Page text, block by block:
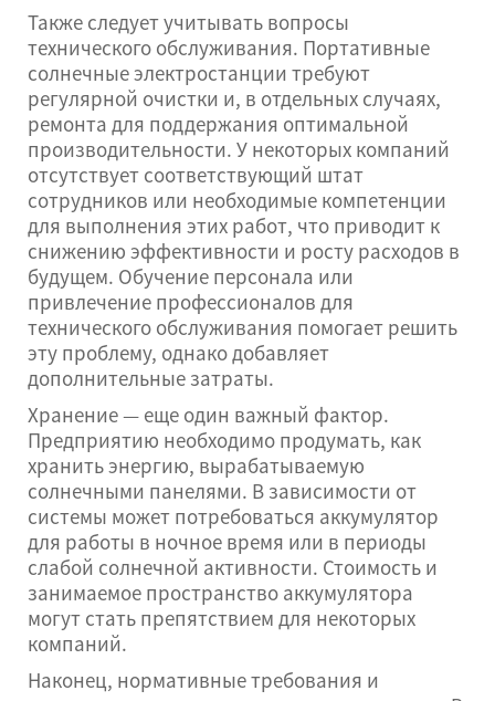
Также следует учитывать вопросы
технического обслуживания. Портативные
солнечные электростанции требуют
регулярной очистки и, в отдельных случаях,
ремонта для поддержания оптимальной
производительности. У некоторых компаний
отсутствует соответствующий штат
сотрудников или необходимые компетенции
для выполнения этих работ, что приводит к
снижению эффективности и росту расходов в
будущем. Обучение персонала или
привлечение профессионалов для
технического обслуживания помогает решить
эту проблему, однако добавляет
дополнительные затраты.
Хранение — еще один важный фактор.
Предприятию необходимо продумать, как
хранить энергию, вырабатываемую
солнечными панелями. В зависимости от
системы может потребоваться аккумулятор
для работы в ночное время или в периоды
слабой солнечной активности. Стоимость и
занимаемое пространство аккумулятора
могут стать препятствием для некоторых
компаний.
Наконец, нормативные требования и